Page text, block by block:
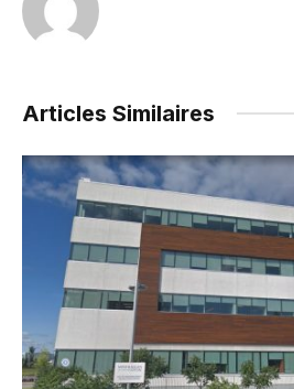
Articles Similaires